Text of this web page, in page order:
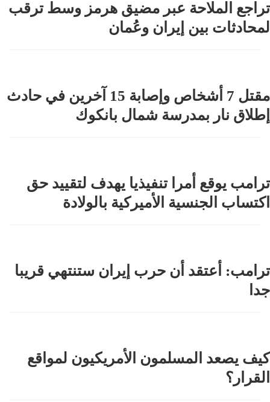
تراجع الملاحة عبر مضيق هرمز وسط ترقب
لمحادثات بين إيران وعُمان
مقتل 7 أشخاص وإصابة 15 آخرين في حادث
إطلاق نار بمدرسة شمال بانكوك
ترامب يوقع أمرا تنفيذيا يهدف لتقييد حق
اكتساب الجنسية الأميركية بالولادة
ترامب: أعتقد أن حرب إيران ستنتهي قريبا
جدا
كيف يصعد المسلمون الأمريكيون لمواقع
القرار؟